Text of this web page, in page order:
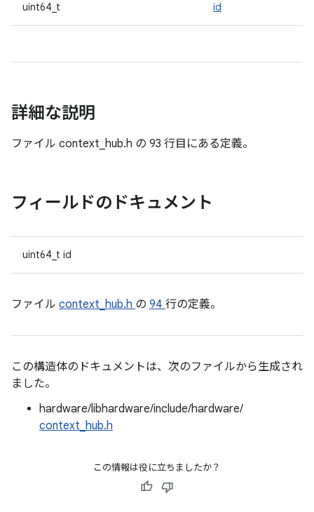
uint64_t id
詳細な説明
ファイル context_hub.h の 93 行目にある定義。
フィールドのドキュメント
uint64_t id
ファイル context_hub.h の 94 行の定義。
この構造体のドキュメントは、次のファイルから生成され
ました。
hardware/libhardware/include/hardware/
context_hub.h
この情報は役に立ちましたか？